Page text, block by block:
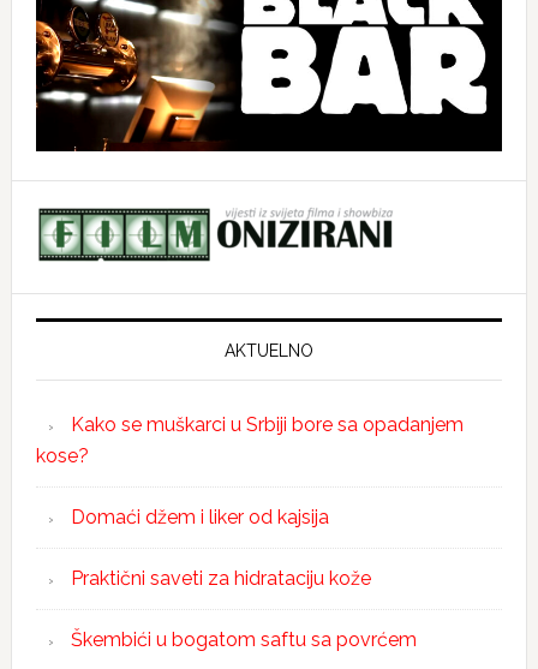
AKTUELNO
Kako se muškarci u Srbiji bore sa opadanjem
kose?
Domaći džem i liker od kajsija
Praktični saveti za hidrataciju kože
Škembići u bogatom saftu sa povrćem